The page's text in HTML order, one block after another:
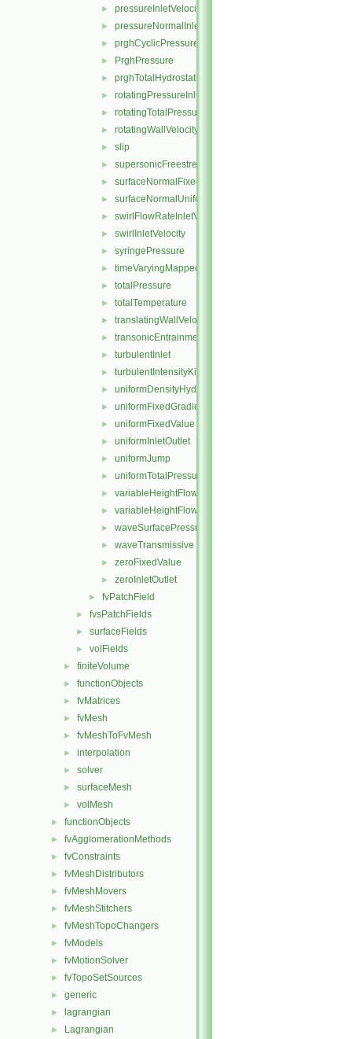
► pressureInletVelocity
► pressureNormalInletOutletVelocity
► prghCyclicPressure
► PrghPressure
► prghTotalHydrostaticPressure
► rotatingPressureInletOutletVelocity
► rotatingTotalPressure
► rotatingWallVelocity
► slip
► supersonicFreestream
► surfaceNormalFixedValue
► surfaceNormalUniformFixedValue
► swirlFlowRateInletVelocity
► swirlInletVelocity
► syringePressure
► timeVaryingMappedFixedValue
► totalPressure
► totalTemperature
► translatingWallVelocity
► transonicEntrainmentPressure
► turbulentInlet
► turbulentIntensityKineticEnergyInlet
► uniformDensityHydrostaticPressure
► uniformFixedGradient
► uniformFixedValue
► uniformInletOutlet
► uniformJump
► uniformTotalPressure
► variableHeightFlowRate
► variableHeightFlowRateInletVelocity
► waveSurfacePressure
► waveTransmissive
► zeroFixedValue
► zeroInletOutlet
► fvPatchField
► fvsPatchFields
► surfaceFields
► volFields
► finiteVolume
► functionObjects
► fvMatrices
► fvMesh
► fvMeshToFvMesh
► interpolation
► solver
► surfaceMesh
► volMesh
► functionObjects
► fvAgglomerationMethods
► fvConstraints
► fvMeshDistributors
► fvMeshMovers
► fvMeshStitchers
► fvMeshTopoChangers
► fvModels
► fvMotionSolver
► fvTopoSetSources
► generic
► lagrangian
► Lagrangian